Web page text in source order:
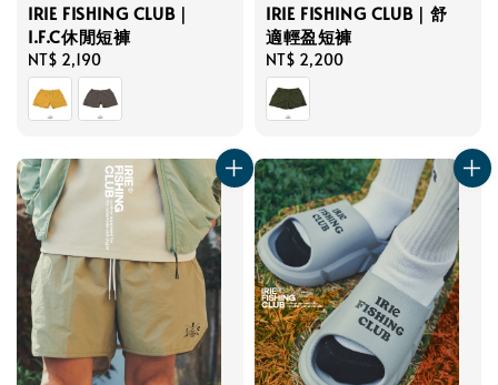
IRIE FISHING CLUB｜
I.F.C休閒短褲
Regular
price
NT$ 2,190
IRIE FISHING CLUB｜舒
適輕盈短褲
Regular
price
NT$ 2,200